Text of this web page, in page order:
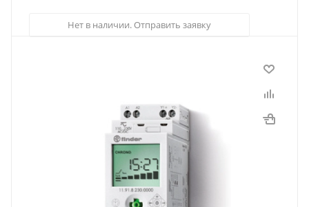
Нет в наличии. Отправить заявку